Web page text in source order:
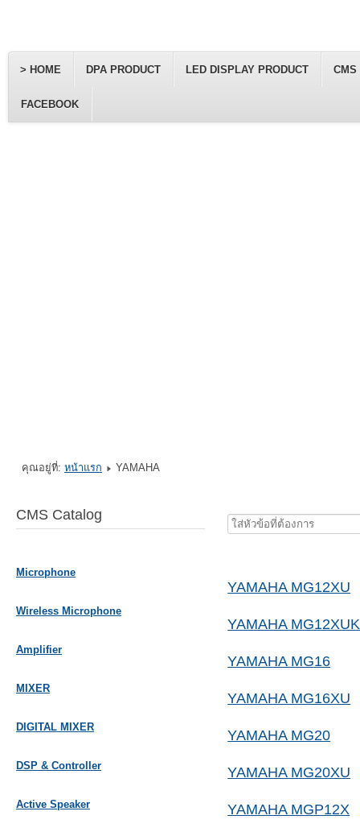
> HOME DPA PRODUCT LED DISPLAY PRODUCT CMS
FACEBOOK
คุณอยู่ที่: หน้าแรก YAMAHA
CMS Catalog
Microphone
Wireless Microphone
Amplifier
MIXER
DIGITAL MIXER
DSP & Controller
Active Speaker
ใส่
ต้องการ
YAMAHA MG12XU
YAMAHA MG12XUK
YAMAHA MG16
YAMAHA MG16XU
YAMAHA MG20
YAMAHA MG20XU
YAMAHA MGP12X